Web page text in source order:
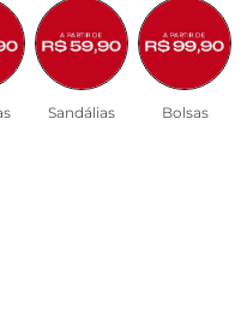
Sandálias Bolsas